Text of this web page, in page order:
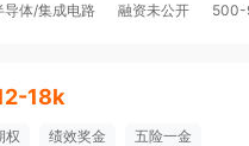
导体/集成电路 融资未公开 500-
18k
权 绩效奖金 五险一金